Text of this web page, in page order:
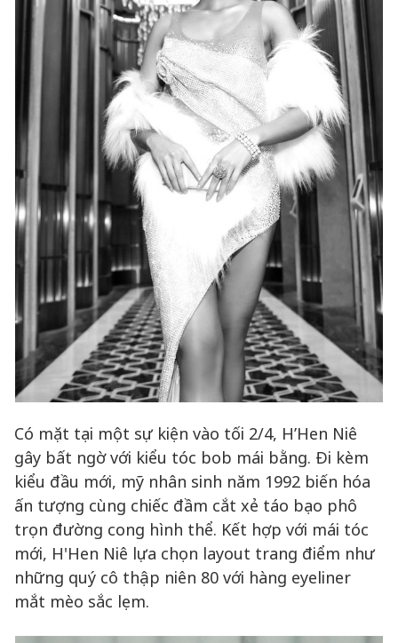
Có mặt tại một sự kiện vào tối 2/4, H’Hen Niê
gây bất ngờ với kiểu tóc bob mái bằng. Đi kèm
kiểu đầu mới, mỹ nhân sinh năm 1992 biến hóa
ấn tượng cùng chiếc đầm cắt xẻ táo bạo phô
trọn đường cong hình thể. Kết hợp với mái tóc
mới, H'Hen Niê lựa chọn layout trang điểm như
những quý cô thập niên 80 với hàng eyeliner
mắt mèo sắc lẹm.